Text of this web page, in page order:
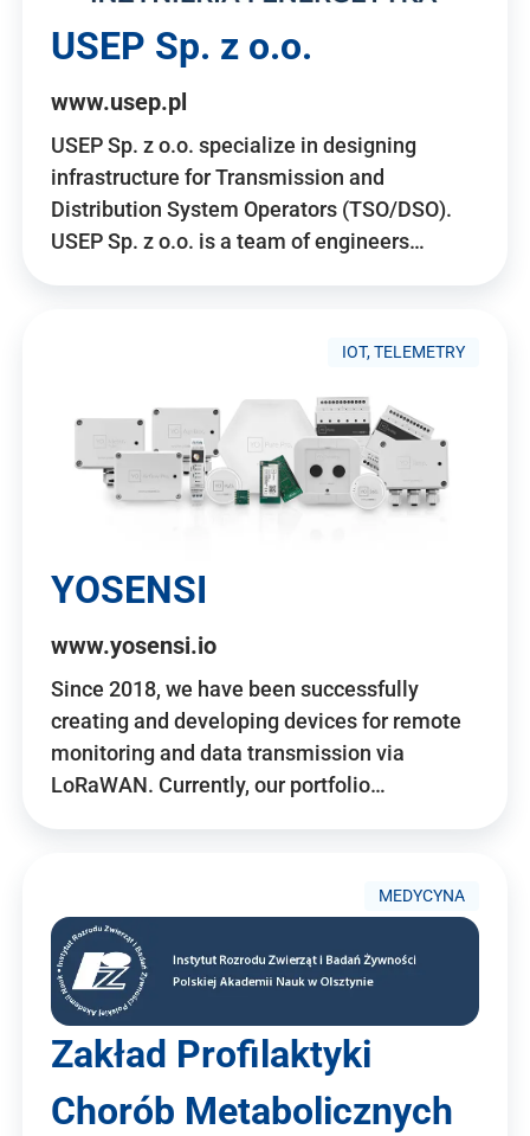
USEP Sp. z o.o.
www.usep.pl
USEP Sp. z o.o. specialize in designing
infrastructure for Transmission and
Distribution System Operators (TSO/DSO).
USEP Sp. z o.o. is a team of engineers…
IOT, TELEMETRY
YOSENSI
www.yosensi.io
Since 2018, we have been successfully
creating and developing devices for remote
monitoring and data transmission via
LoRaWAN. Currently, our portfolio…
MEDYCYNA
Zakład Profilaktyki
Chorób Metabolicznych